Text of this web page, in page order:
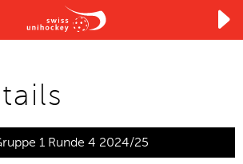
1 Runde 4 2024/25